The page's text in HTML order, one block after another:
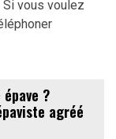
vous voulez
?
agréé